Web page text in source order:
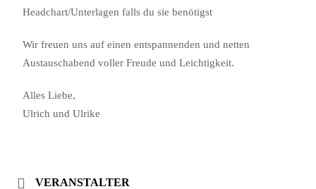
Headchart/Unterlagen falls du sie benötigst
Wir freuen uns auf einen entspannenden und netten
Austauschabend voller Freude und Leichtigkeit.
Alles Liebe,
Ulrich und Ulrike
VERANSTALTER